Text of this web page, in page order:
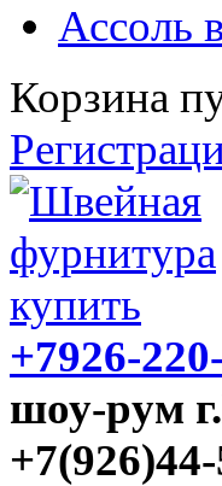
Ассоль
Корзина
+7926-
шоу-рум